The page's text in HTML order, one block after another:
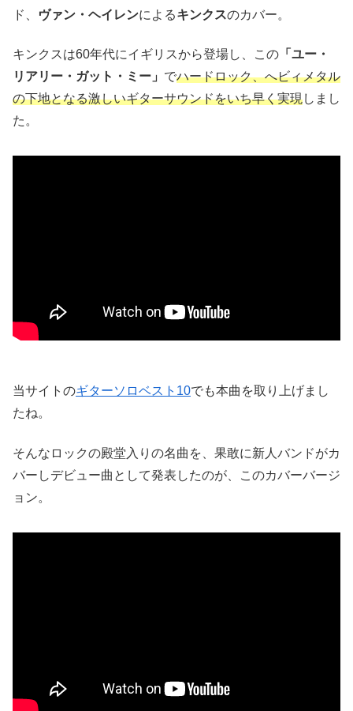
ド、
ヴァン・ヘイレンによるキンクスのカバー。
キンクスは60年代にイギリスから登場し、この 「ユー・
リアリー・ガット・ミー」 でハードロック、へビィメタル
の下地となる激しいギターサウンドをいち早く実現しまし
た。
当サイトのギターソロベスト 10でも本曲を取り上げまし
たね。
そんなロックの殿堂入りの名曲を、果敢に新人バンドがカ
バーしデビュー曲として発表したのが、このカバーバージ
ョン。